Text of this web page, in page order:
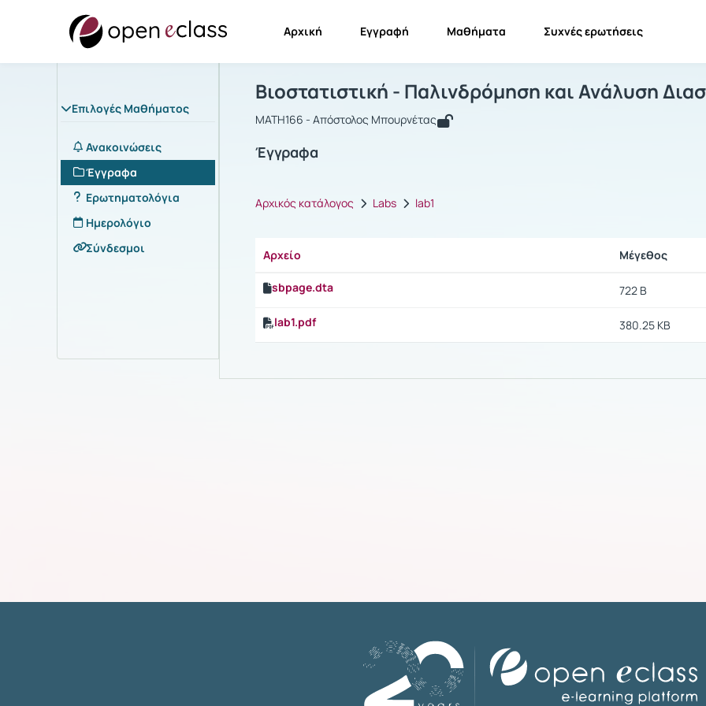
Αρχική Εγγραφή Μαθήματα Συχνές ερωτήσεις
Επιλογές Μαθήματος
Ανακοινώσεις
Έγγραφα
Ερωτηματολόγια
Ημερολόγιο
Σύνδεσμοι
Μάθημα : Βιοστατιστική - Παλινδρόμηση και
Βιοστατιστική - Παλινδρόμηση και Ανάλυση
MATH166 - Aπόστολος Μπουρνέτας
Έγγραφα
Αρχικός κατάλογος Labs lab1
Αρχείο Μέγεθος
sbpage.dta
722 B
lab1.pdf 380.25 KB